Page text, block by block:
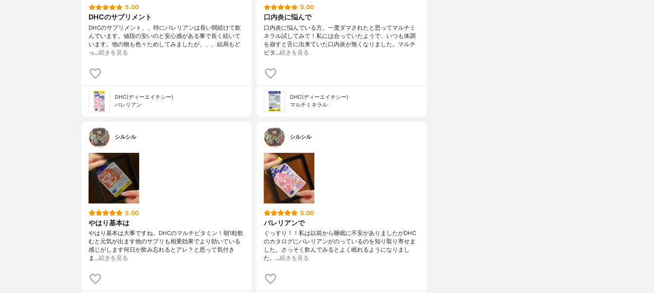
5.00
DHCのサプリメント
DHCのサプリメント、、特にバレリアンは長い間続けて飲
んでいます。値段の安いのと安心感がある事で長く続いて
います。他の物も色々ためしてみましたが、、、結局もど
っ…続きを見る
DHC(ディーエイチシー)
バレリアン
5.00
口内炎に悩んで
口内炎に悩んでいる方、一度ダマされたと思ってマルチミ
ネラル試してみて！私には合っていたようで、いつも体調
を崩すと舌に出来ていた口内炎が無くなりました。マルチ
ビタ…続きを見る
DHC(ディーエイチシー)
マルチミネラル
シルシル
5.00
やはり基本は
やはり基本は大事ですね。DHCのマルチビタミン！朝1粒飲
むと元気が出ます他のサプリも相乗効果でより効いている
感じがします何日か飲み忘れるとアレ？と思って気付き
ま…続きを見る
シルシル
5.00
バレリアンで
ぐっすり！！私は以前から睡眠に不安がありましたがDHC
のカタログにバレリアンがのっているのを知り取り寄せま
した。さっそく飲んでみるとよく眠れるようになりまし
た。…続きを見る